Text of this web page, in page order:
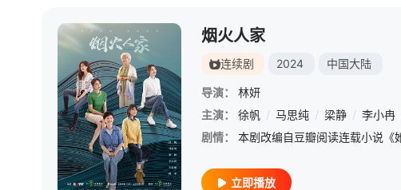
烟火人家
连续剧 2024 中国大陆
导演：
林妍
主演：
徐帆 / 马思纯 / 梁静 / 李小冉
剧情：
立即播放